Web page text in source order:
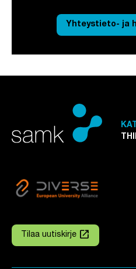
Yhteystieto- ja
Tilaa uutiskirje
Linkki avautuu
launch